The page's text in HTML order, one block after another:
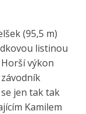
(95,5 m)
listinou
výkon
jen tak tak
Kamilem